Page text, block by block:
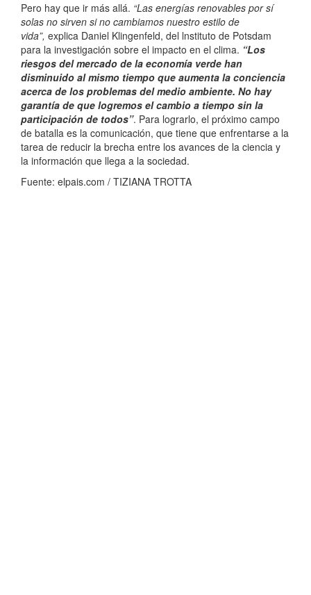
Pero hay que ir más allá. “Las energías renovables por sí
solas no sirven si no cambiamos nuestro estilo de
vida”, explica Daniel Klingenfeld, del lnstituto de Potsdam
para la investigación sobre el impacto en el clima. “Los
riesgos del mercado de la economía verde han
disminuido al mismo tiempo que aumenta la conciencia
acerca de los problemas del medio ambiente. No hay
garantía de que logremos el cambio a tiempo sin la
participación de todos”. Para lograrlo, el próximo campo
de batalla es la comunicación, que tiene que enfrentarse a la
tarea de reducir la brecha entre los avances de la ciencia y
la información que llega a la sociedad.
Fuente: elpais.com / TIZIANA TROTTA